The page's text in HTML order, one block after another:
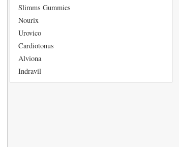
Slimms Gummies
Nourix
Urovico
Cardiotonus
Alviona
Indravil